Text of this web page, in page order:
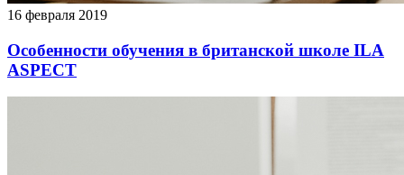
16 февраля 2019
Особенности обучения в британской школе ILA
ASPECT